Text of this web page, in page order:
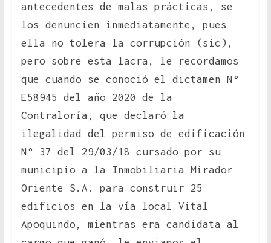
antecedentes de malas prácticas, se
los denuncien inmediatamente, pues
ella no tolera la corrupción (sic),
pero sobre esta lacra, le recordamos
que cuando se conoció el dictamen N°
E58945 del año 2020 de la
Contraloría, que declaró la
ilegalidad del permiso de edificación
N° 37 del 29/03/18 cursado por su
municipio a la Inmobiliaria Mirador
Oriente S.A. para construir 25
edificios en la vía local Vital
Apoquindo, mientras era candidata al